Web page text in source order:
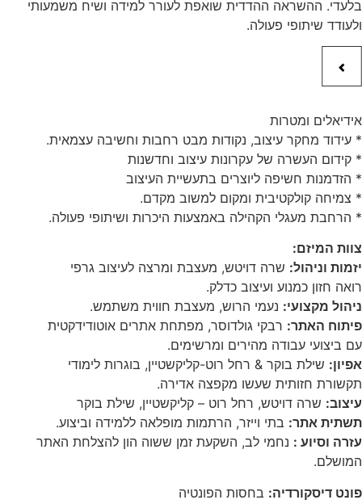
בלעדי. ההשראה ההדדית שואפת לעורר למידה ושיח משמעותי
ולעודד שיתופי פעולה.
אידיאלים ומטרות
* עידוד מחקר עיצוב, נקודות מבט רחבות וחשיבה עצמאית.
* קידום העשרה של עקרונות עיצוב וחדשנות
* הזדמנות חשיפה ליוצרים בתעשיית העיצוב
* צמיחה קולקטיבית ומקום למשוב מקדם.
* הרחבת מעגלי הקהילה באמצעות היכרות ושיתופי פעולה.
צוות המיזם:
יזמות וניהול: שרה דויטש, מעצבת ומרצה לעיצוב גרפי
רואה חזון כמנוע ועיצוב כדלק.
ניהול מקצועי: נעמי הרוש, מעצבת חווית משתמש.
פיתוח האתר: רבקי גולדוסר, מפתחת אתרים אוטודידקטית
עם ביצועי עבודה מהירים ומרשימים.
אפיון: שילת בוקר & רחל רוט-קליקשטיין, בוגרות לימודי
תקשורת חזותית שעשו מקפצה אדירה.
עיצוב: שרה דויטש, רחל רוט – קליקשטיין, שילת בוקר
תשתית אתר: בתי וייזר, הרתמות מופלאה ללמידה וביצוע.
עזרה וסיוע : נחמי לב, השקעת זמן ששוה הון להצלחת האתר
המושלם.
פונט דיסקורדיה: בחסות הפונטיה